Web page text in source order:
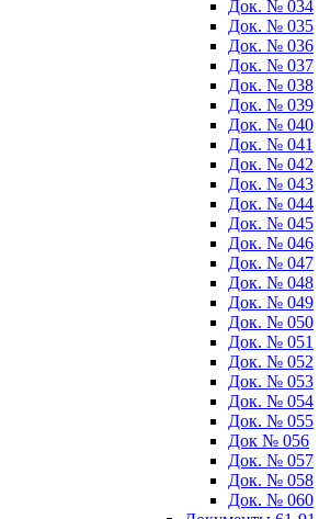
Док. № 034
Док. № 035
Док. № 036
Док. № 037
Док. № 038
Док. № 039
Док. № 040
Док. № 041
Док. № 042
Док. № 043
Док. № 044
Док. № 045
Док. № 046
Док. № 047
Док. № 048
Док. № 049
Док. № 050
Док. № 051
Док. № 052
Док. № 053
Док. № 054
Док. № 055
Док № 056
Док. № 057
Док. № 058
Док. № 060